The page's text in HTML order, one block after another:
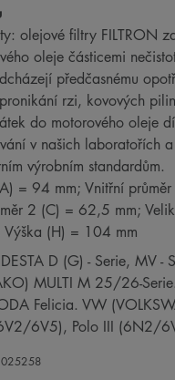
olejové filtry FILTRON
oleje částicemi
předčasnému
rzi, kovových
do motorového oleje
v našich laboratořích
výrobním standardům.
= 94 mm; Vnitřní
2 (C) = 62,5 mm;
(H) = 104 mm
D (G) - Serie, MV -
MULTI M 25/26-
Felicia. VW
6V5), Polo III (6N2/